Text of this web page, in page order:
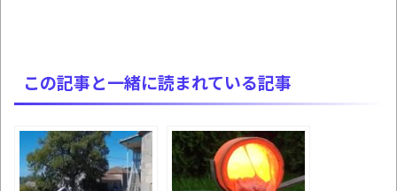
【読書感想】山野辺太郎『いつか深い穴に
映画ちいかわ観に行ったので感想を書きま
す(若干ネタバレあり) 26/07/25
この記事と一緒に読まれている記事